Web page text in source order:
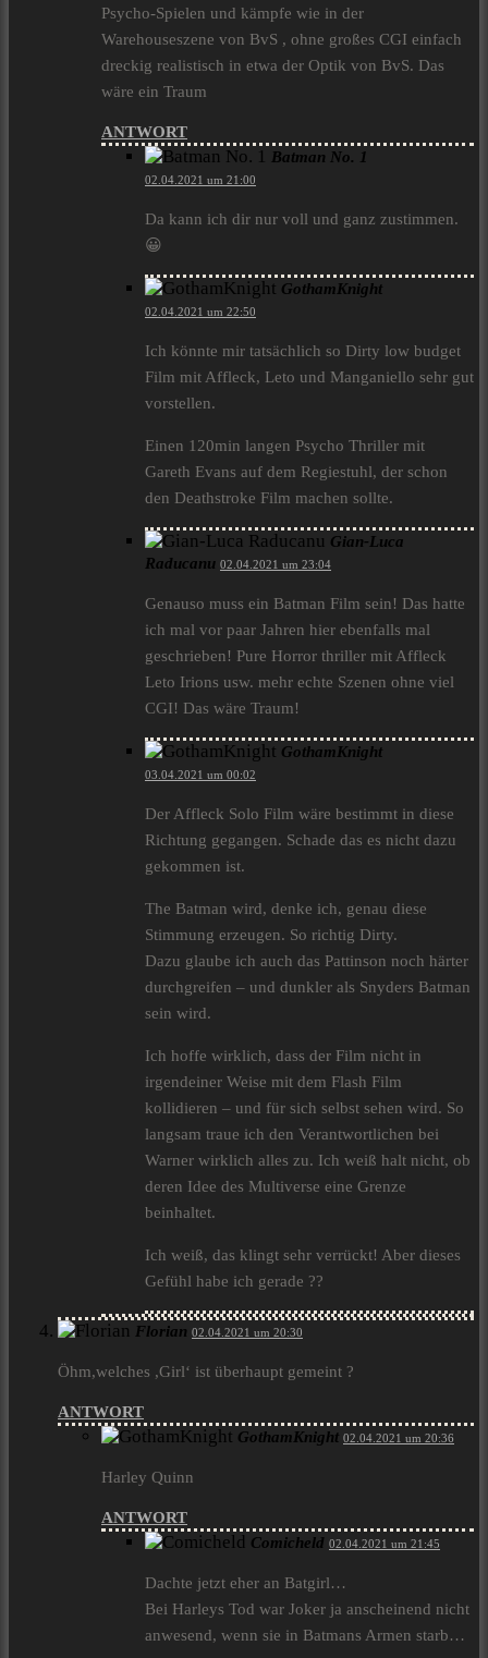
Psycho-Spielen und kämpfe wie in der
Warehouseszene von BvS , ohne großes CGI einfach
dreckig realistisch in etwa der Optik von BvS. Das
wäre ein Traum
ANTWORT
Batman No. 1
02.04.2021 um 21:00
Da kann ich dir nur voll und ganz zustimmen.
😀
GothamKnight
02.04.2021 um 22:50
Ich könnte mir tatsächlich so Dirty low budget
Film mit Affleck, Leto und Manganiello sehr gut
vorstellen.
Einen 120min langen Psycho Thriller mit
Gareth Evans auf dem Regiestuhl, der schon
den Deathstroke Film machen sollte.
Gian-Luca
Raducanu 02.04.2021 um 23:04
Genauso muss ein Batman Film sein! Das hatte
ich mal vor paar Jahren hier ebenfalls mal
geschrieben! Pure Horror thriller mit Affleck
Leto Irions usw. mehr echte Szenen ohne viel
CGI! Das wäre Traum!
GothamKnight
03.04.2021 um 00:02
Der Affleck Solo Film wäre bestimmt in diese
Richtung gegangen. Schade das es nicht dazu
gekommen ist.
The Batman wird, denke ich, genau diese
Stimmung erzeugen. So richtig Dirty.
Dazu glaube ich auch das Pattinson noch härter
durchgreifen – und dunkler als Snyders Batman
sein wird.
Ich hoffe wirklich, dass der Film nicht in
irgendeiner Weise mit dem Flash Film
kollidieren – und für sich selbst sehen wird. So
langsam traue ich den Verantwortlichen bei
Warner wirklich alles zu. Ich weiß halt nicht, ob
deren Idee des Multiverse eine Grenze
beinhaltet.
Ich weiß, das klingt sehr verrückt! Aber dieses
Gefühl habe ich gerade ??
Florian 02.04.2021 um 20:30
Öhm,welches ,Girl‘ ist überhaupt gemeint ?
ANTWORT
GothamKnight 02.04.2021 um 20:36
Harley Quinn
ANTWORT
Comicheld 02.04.2021 um 21:45
Dachte jetzt eher an Batgirl…
Bei Harleys Tod war Joker ja anscheinend nicht
anwesend, wenn sie in Batmans Armen starb…